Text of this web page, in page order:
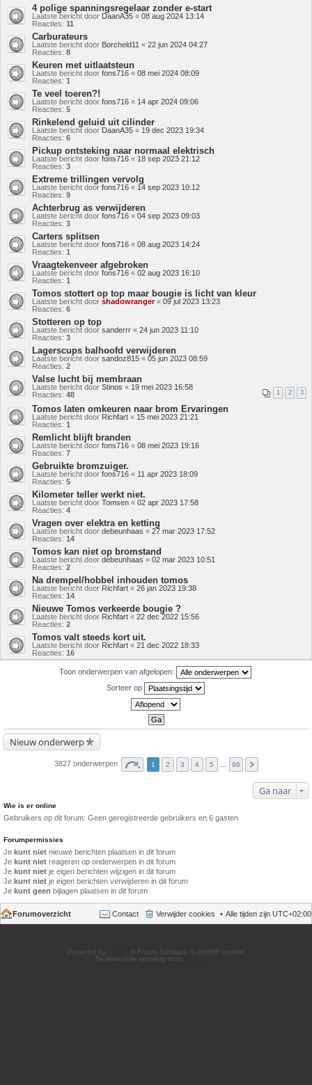
4 polige spanningsregelaar zonder e-start
Laatste bericht door DaanA35 « 08 aug 2024 13:14
Reacties: 11
Carburateurs
Laatste bericht door Borcheld11 « 22 jun 2024 04:27
Reacties: 8
Keuren met uitlaatsteun
Laatste bericht door fons716 « 08 mei 2024 08:09
Reacties: 1
Te veel toeren?!
Laatste bericht door fons716 « 14 apr 2024 09:06
Reacties: 5
Rinkelend geluid uit cilinder
Laatste bericht door DaanA35 « 19 dec 2023 19:34
Reacties: 6
Pickup ontsteking naar normaal elektrisch
Laatste bericht door fons716 « 18 sep 2023 21:12
Reacties: 3
Extreme trillingen vervolg
Laatste bericht door fons716 « 14 sep 2023 10:12
Reacties: 9
Achterbrug as verwijderen
Laatste bericht door fons716 « 04 sep 2023 09:03
Reacties: 3
Carters splitsen
Laatste bericht door fons716 « 08 aug 2023 14:24
Reacties: 1
Vraagtekenveer afgebroken
Laatste bericht door fons716 « 02 aug 2023 16:10
Reacties: 1
Tomos stottert op top maar bougie is licht van kleur
Laatste bericht door shadowranger« 09 jul 2023 13:23
Reacties: 6
Stotteren op top
Laatste bericht door sanderrr « 24 jun 2023 11:10
Reacties: 3
Lagerscups balhoofd verwijderen
Laatste bericht door sandoz815 « 05 jun 2023 08:59
Reacties: 2
Valse lucht bij membraan
Laatste bericht door Stinos « 19 mei 2023 16:58
Reacties: 48 1 2 3
Tomos laten omkeuren naar brom Ervaringen
Laatste bericht door Richfart « 15 mei 2023 21:21
Reacties: 1
Remlicht blijft branden
Laatste bericht door fons716 « 08 mei 2023 19:16
Reacties: 7
Gebruikte bromzuiger.
Laatste bericht door fons716 « 11 apr 2023 18:09
Reacties: 5
Kilometer teller werkt niet.
Laatste bericht door Tomsen « 02 apr 2023 17:58
Reacties: 4
Vragen over elektra en ketting
Laatste bericht door debeunhaas « 27 mar 2023 17:52
Reacties: 14
Tomos kan niet op bromstand
Laatste bericht door debeunhaas « 02 mar 2023 10:51
Reacties: 2
Na drempel/hobbel inhouden tomos
Laatste bericht door Richfart « 26 jan 2023 19:38
Reacties: 14
Nieuwe Tomos verkeerde bougie ?
Laatste bericht door Richfart « 22 dec 2022 15:56
Reacties: 2
Tomos valt steeds kort uit.
Laatste bericht door Richfart « 21 dec 2022 18:33
Reacties: 16
Toon onderwerpen van afgelopen:
Sorteer op
Nieuw onderwerp
3827 onderwerpen 1 2 3 4 5 96
Ga naar
Wie is er online
Gebruikers op dit forum: Geen geregistreerde gebruikers en 6 gasten
Forumpermissies
Je kunt niet nieuwe berichten plaatsen in dit forum
Je kunt niet reageren op onderwerpen in dit forum
Je kunt niet je eigen berichten wijzigen in dit forum
Je kunt niet je eigen berichten verwijderen in dit forum
Je kunt geen bijlagen plaatsen in dit forum
Forumoverzicht Alle tijden zijn UTC+02:00
Verwijder cookies
Contact
Powered by
® Forum Software © phpBB Limited
Nederlandse vertaling door